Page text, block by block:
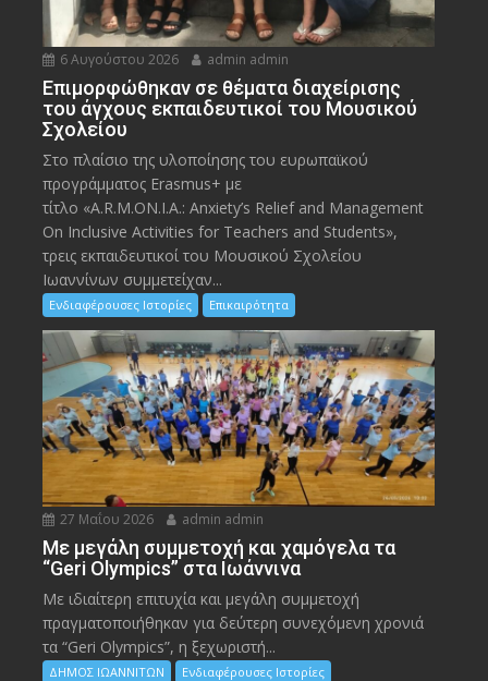
6 Αυγούστου 2026 admin admin
Eπιμορφώθηκαν σε θέματα διαχείρισης
του άγχους εκπαιδευτικοί του Μουσικού
Σχολείου
Στο πλαίσιο της υλοποίησης του ευρωπαϊκού
προγράμματος Erasmus+ με
τίτλο «A.R.M.ON.I.A.: Anxiety’s Relief and Management
On Inclusive Activities for Teachers and Students»,
τρεις εκπαιδευτικοί του Μουσικού Σχολείου
Ιωαννίνων συμμετείχαν...
Ενδιαφέρουσες Ιστορίες Επικαιρότητα
27 Μαΐου 2026 admin admin
Με μεγάλη συμμετοχή και χαμόγελα τα
“Geri Olympics” στα Ιωάννινα
Με ιδιαίτερη επιτυχία και μεγάλη συμμετοχή
πραγματοποιήθηκαν για δεύτερη συνεχόμενη χρονιά
τα “Geri Olympics”, η ξεχωριστή...
ΔΗΜΟΣ ΙΩΑΝΝΙΤΩΝ Ενδιαφέρουσες Ιστορίες